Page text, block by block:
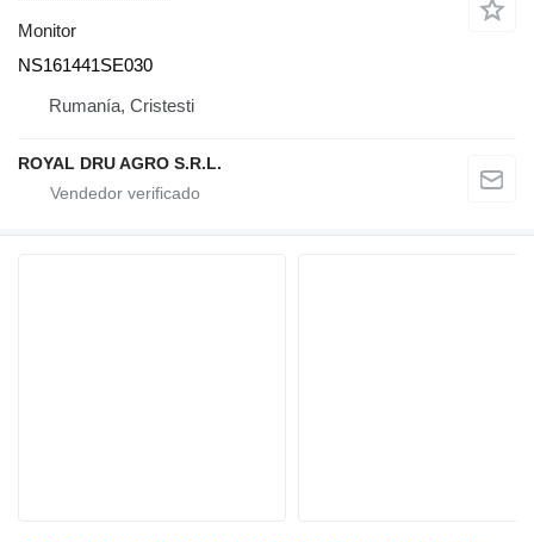
Monitor
NS161441SE030
Rumanía, Cristesti
ROYAL DRU AGRO S.R.L.